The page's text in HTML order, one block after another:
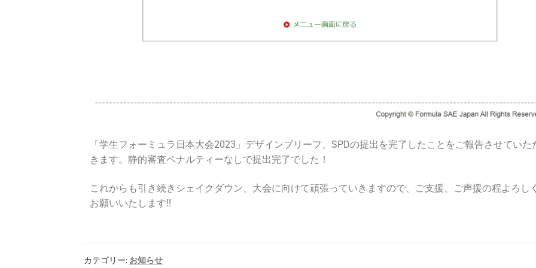
「学生フォーミュラ日本大会2023」デザインブリーフ、SPDの提出を完了したことをご報告させていた
きます。静的審査ペナルティーなしで提出完了でした！
これからも引き続きシェイクダウン、大会に向けて頑張っていきますので、ご支援、ご声援の程よろし
お願いいたします!!
カテゴリー: お知らせ